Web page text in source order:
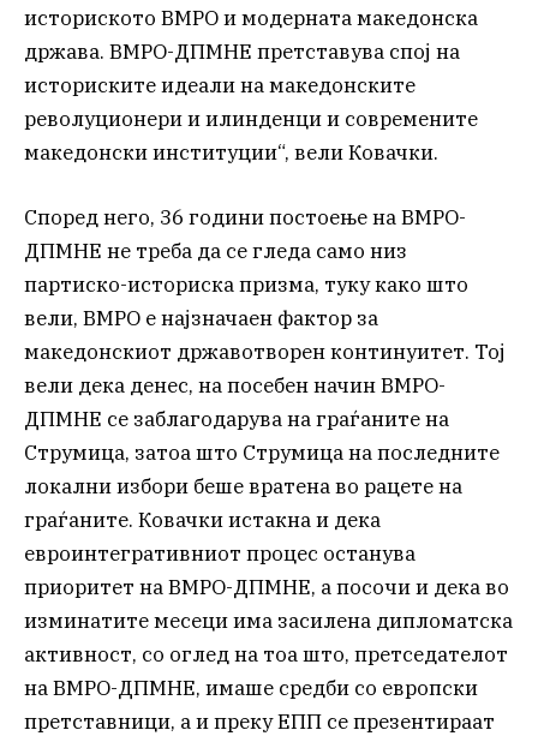
историското ВМРО и модерната македонска
држава. ВМРО-ДПМНЕ претставува спој на
историските идеали на македонските
револуционери и илинденци и современите
македонски институции“, вели Ковачки.
Според него, 36 години постоење на ВМРО-
ДПМНЕ не треба да се гледа само низ
партиско-историска призма, туку како што
вели, ВМРО е најзначаен фактор за
македонскиот државотворен континуитет. Тој
вели дека денес, на посебен начин ВМРО-
ДПМНЕ се заблагодарува на граѓаните на
Струмица, затоа што Струмица на последните
локални избори беше вратена во рацете на
граѓаните. Ковачки истакна и дека
евроинтегративниот процес останува
приоритет на ВМРО-ДПМНЕ, а посочи и дека во
изминатите месеци има засилена дипломатска
активност, со оглед на тоа што, претседателот
на ВМРО-ДПМНЕ, имаше средби со европски
претставници, а и преку ЕПП се презентираат